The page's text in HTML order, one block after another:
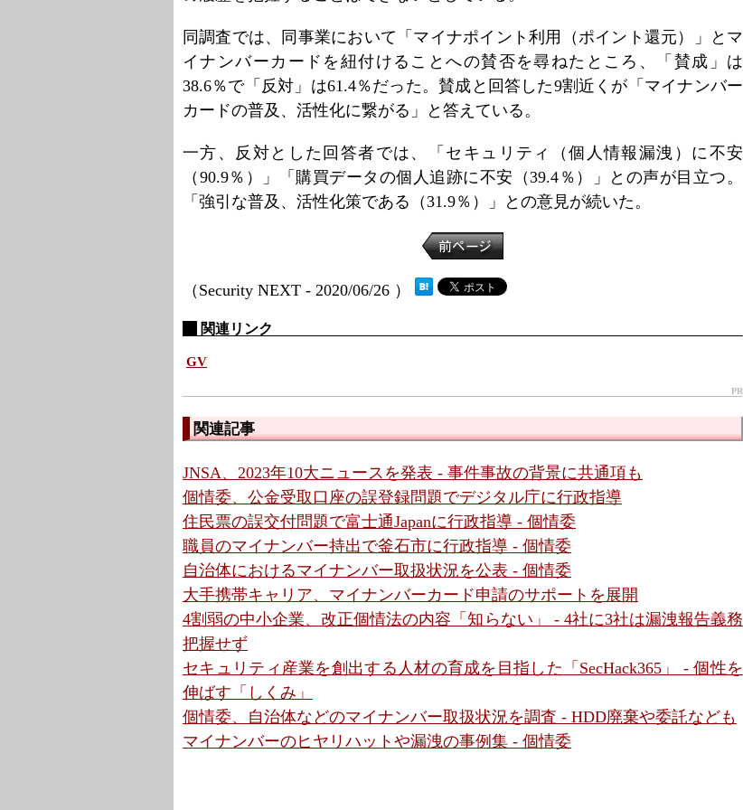
同調査では、同事業において「マイナポイント利用（ポイント還元）」とマ
イナンバーカードを紐付けることへの賛否を尋ねたところ、「賛成」は
38.6％で「反対」は61.4％だった。賛成と回答した9割近くが「マイナンバー
カードの普及、活性化に繋がる」と答えている。
一方、反対とした回答者では、「セキュリティ（個人情報漏洩）に不安
（90.9％）」「購買データの個人追跡に不安（39.4％）」との声が目立つ。
「強引な普及、活性化策である（31.9％）」との意見が続いた。
（Security NEXT - 2020/06/26 ）
関連リンク
GV
PR
関連記事
JNSA、2023年10大ニュースを発表 - 事件事故の背景に共通項も
個情委、公金受取口座の誤登録問題でデジタル庁に行政指導
住民票の誤交付問題で富士通Japanに行政指導 - 個情委
職員のマイナンバー持出で釜石市に行政指導 - 個情委
自治体におけるマイナンバー取扱状況を公表 - 個情委
大手携帯キャリア、マイナンバーカード申請のサポートを展開
4割弱の中小企業、改正個情法の内容「知らない」 - 4社に3社は漏洩報告義務
把握せず
セキュリティ産業を創出する人材の育成を目指した「SecHack365」 - 個性を
伸ばす「しくみ」
個情委、自治体などのマイナンバー取扱状況を調査 - HDD廃棄や委託なども
マイナンバーのヒヤリハットや漏洩の事例集 - 個情委